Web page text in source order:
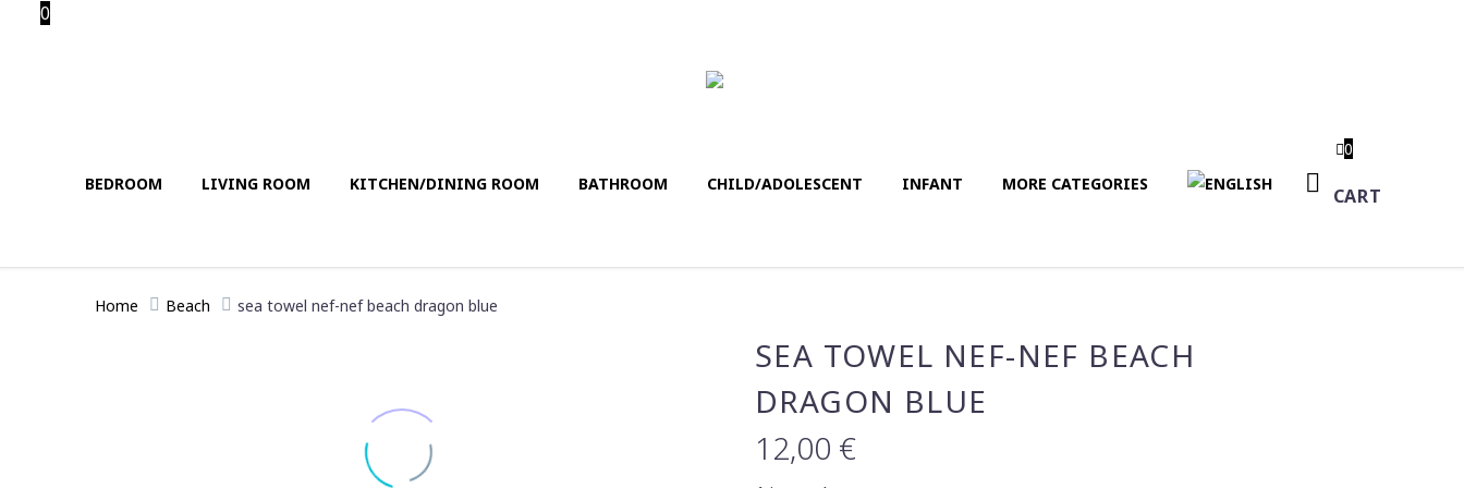
0
BEDROOM LIVING ROOM KITCHEN/DINING ROOM BATHROΟM CHILD/ADOLESCENT INFANT MORE CATEGORIES
0
CART
Home Beach sea towel nef-nef beach dragon blue
SEA TOWEL NEF-NEF BEACH
DRAGON BLUE
12,00 €